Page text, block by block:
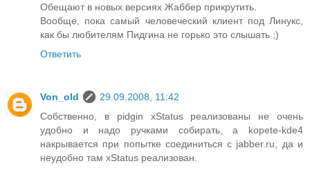
Обещают в новых версиях Жаббер прикрутить.
Вообще, пока самый человеческий клиент под Линукс,
как бы любителям Пидгина не горько это слышать ;)
Ответить
Von_old
29.09.2008, 11:42
Собственно, в pidgin xStatus реализованы не очень
удобно и надо ручками собирать, а kopete-kde4
накрывается при попытке соединиться с jabber.ru, да и
неудобно там xStatus реализован.